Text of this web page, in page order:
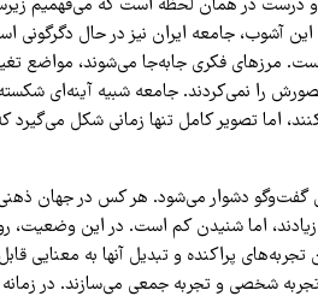
در همان لحظه است که می‌فهمیم
این آشوب، جامعه ایران نیز در حال دگرگونی
مرزهای فکری جابه‌جا می‌شوند، مواضع
را نمی‌کردند. جامعه شبیه آینه‌ای
اما تصویر کامل تنها زمانی شکل می‌گیرد
گفت‌وگو دشوار می‌شود. هر کس در جهان
اما شنیدن کم است. در این وضعیت،
پراکنده و تبدیل آنها به معنایی
شخصی و تجربه جمعی می‌سازند. در